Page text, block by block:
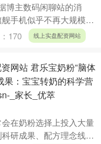
博主数码闲聊站的消
手机似乎不再大规模采
常规超大底方案，而
170 线上实盘配资网站
网站 君乐宝奶粉“脑体
果：宝宝转奶的科学营
_家长_优萃
在奶粉选择上投入大量
研成果、配方理念线上